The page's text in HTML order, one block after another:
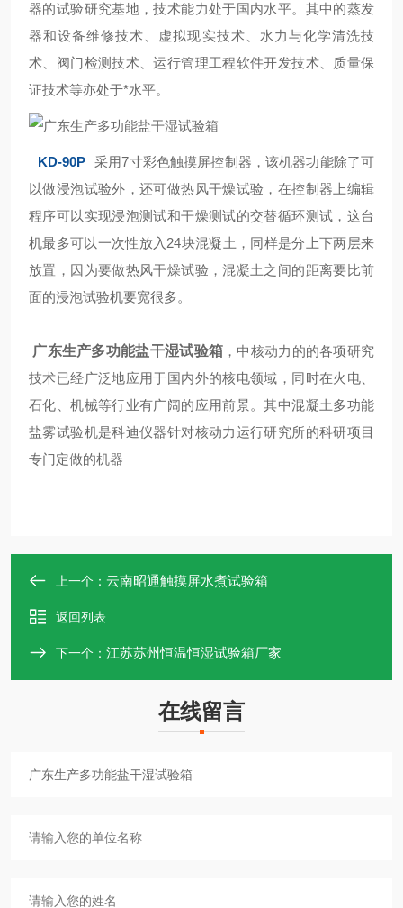
器的试验研究基地，技术能力处于国内水平。其中的蒸发
器和设备维修技术、虚拟现实技术、水力与化学清洗技
术、阀门检测技术、运行管理工程软件开发技术、质量保
证技术等亦处于*水平。
KD-90P 采用7寸彩色触摸屏控制器，该机器功能除了可
以做浸泡试验外，还可做热风干燥试验，在控制器上编辑
程序可以实现浸泡测试和干燥测试的交替循环测试，这台
机最多可以一次性放入24块混凝土，同样是分上下两层来
放置，因为要做热风干燥试验，混凝土之间的距离要比前
面的浸泡试验机要宽很多。
广东生产多功能盐干湿试验箱 ，中核动力的的各项研究
技术已经广泛地应用于国内外的核电领域，同时在火电、
石化、机械等行业有广阔的应用前景。其中混凝土多功能
盐雾试验机是科迪仪器针对核动力运行研究所的科研项目
专门定做的机器
上一个： 云南昭通触摸屏水煮试验箱
返回列表
下一个： 江苏苏州恒温恒湿试验箱厂家
在线留言